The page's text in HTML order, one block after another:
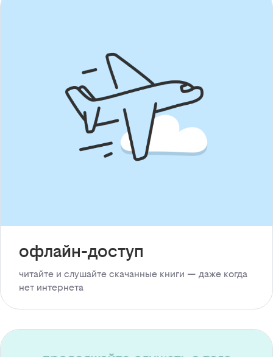
офлайн-доступ
читайте и слушайте скачанные книги — даже когда
нет интернета